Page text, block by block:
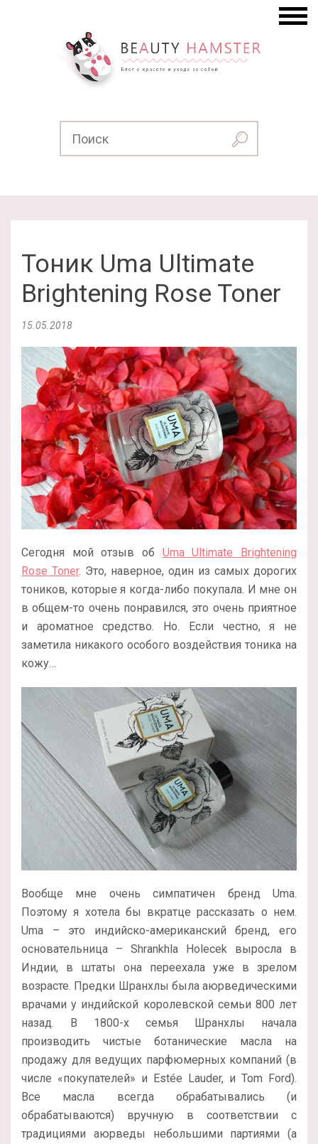
Тоник Uma Ultimate
Brightening Rose Toner
15.05.2018
Сегодня мой отзыв об Uma Ultimate Brightening
Rose Toner. Это, наверное, один из самых дорогих
тоников, которые я когда-либо покупала. И мне он
в общем-то очень понравился, это очень приятное
и ароматное средство. Но. Если честно, я не
заметила никакого особого воздействия тоника на
кожу…
Вообще мне очень симпатичен бренд Uma.
Поэтому я хотела бы вкратце рассказать о нем.
Uma – это индийско-американский бренд, его
основательница – Shrankhla Holecek выросла в
Индии, в штаты она переехала уже в зрелом
возрасте. Предки Шранхлы была аюрведическими
врачами у индийской королевской семьи 800 лет
назад. В 1800-х семья Шранхлы начала
производить чистые ботанические масла на
продажу для ведущих парфюмерных компаний (в
числе «покупателей» и Estée Lauder, и Tom Ford).
Все масла всегда обрабатывались (и
обрабатываются) вручную в соответствии с
традициями аюрведы небольшими партиями (а